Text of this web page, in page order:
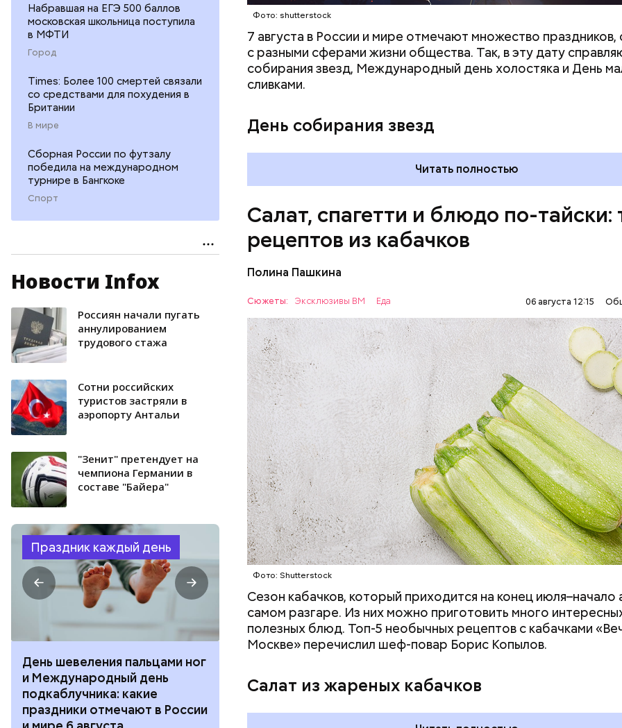
Набравшая на ЕГЭ 500 баллов
московская школьница поступила
в МФТИ
Город
Times: Более 100 смертей связали
со средствами для похудения в
Британии
В мире
Сборная России по футзалу
победила на международном
турнире в Бангкоке
Спорт
Новости Infox
Россиян начали пугать
аннулированием
трудового стажа
Сотни российских
туристов застряли в
аэропорту Антальи
"Зенит" претендует на
чемпиона Германии в
составе "Байера"
Праздник каждый день
День шевеления пальцами ног
и Международный день
подкаблучника: какие
праздники отмечают в России
горизонта и День пьяного
курсанта: какие праздники
отмечают в России и мире 5
праздники отмечают в России
и мире 4 августа
Фото: shutterstock
7 августа в России и мире отмечают множество праздников,
с разными сферами жизни общества. Так, в эту дату
собирания звезд, Международный день холостяка и День
сливками.
День собирания звезд
Читать полностью
Салат, спагетти и блюдо по-тайски:
рецептов из кабачков
Полина Пашкина
Сюжеты: Эксклюзивы ВМ Еда 06 августа 12:15
Фото: Shutterstock
Сезон кабачков, который приходится на конец июля–начало
самом разгаре. Из них можно приготовить много
полезных блюд. Топ-5 необычных рецептов с кабачками
Москве» перечислил шеф-повар Борис Копылов.
Салат из жареных кабачков
Ингредиенты:
ЕДА ОВОЩИ РЕЦЕПТЫ